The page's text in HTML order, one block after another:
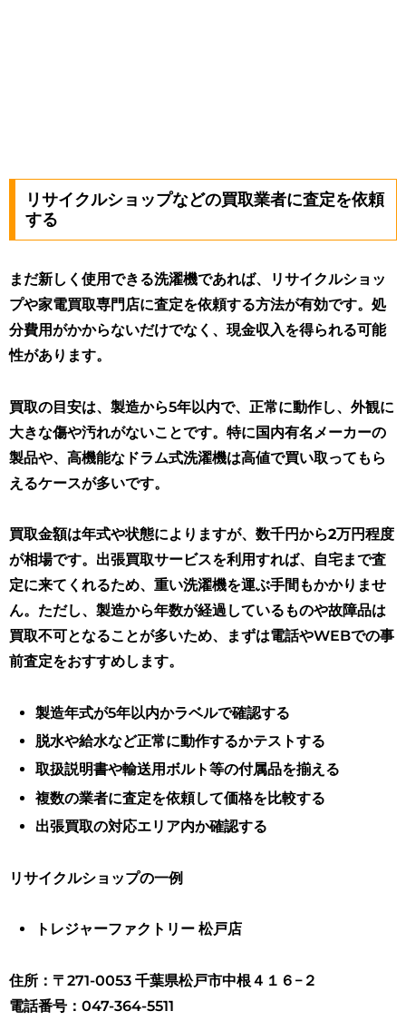
リサイクルショップなどの買取業者に査定を依頼
する
まだ新しく使用できる洗濯機であれば、リサイクルショッ
プや家電買取専門店に査定を依頼する方法が有効です。処
分費用がかからないだけでなく、現金収入を得られる可能
性があります。
買取の目安は、製造から5年以内で、正常に動作し、外観に
大きな傷や汚れがないことです。特に国内有名メーカーの
製品や、高機能なドラム式洗濯機は高値で買い取ってもら
えるケースが多いです。
買取金額は年式や状態によりますが、数千円から2万円程度
が相場です。出張買取サービスを利用すれば、自宅まで査
定に来てくれるため、重い洗濯機を運ぶ手間もかかりませ
ん。ただし、製造から年数が経過しているものや故障品は
買取不可となることが多いため、まずは電話やWEBでの事
前査定をおすすめします。
製造年式が5年以内かラベルで確認する
脱水や給水など正常に動作するかテストする
取扱説明書や輸送用ボルト等の付属品を揃える
複数の業者に査定を依頼して価格を比較する
出張買取の対応エリア内か確認する
リサイクルショップの一例
トレジャーファクトリー 松戸店
住所：〒271-0053 千葉県松戸市中根４１６−２
電話番号：047-364-5511